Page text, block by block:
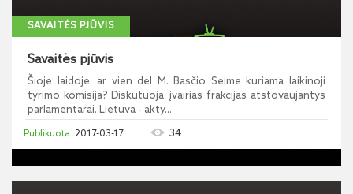
SAVAITĖS PJŪVIS
Savaitės pjūvis
Šioje laidoje: ar vien dėl M. Basčio Seime kuriama laikinoji
tyrimo komisija? Diskutuoja įvairias frakcijas atstovaujantys
parlamentarai. Lietuva - akty...
2017-03-17 34